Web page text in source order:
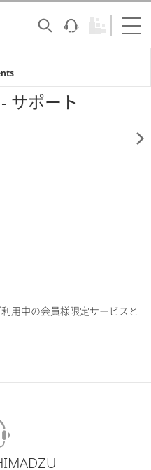
サポート
用中の会員様限定サービスと